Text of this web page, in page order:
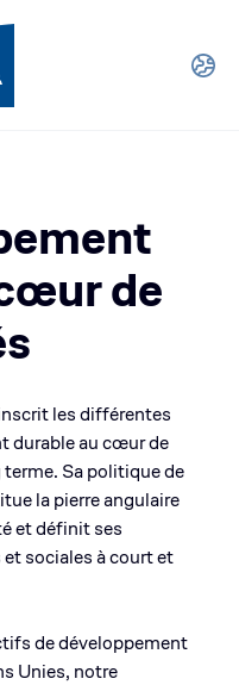
de
les di­fférentes
durable au cœur de
Sa politique de
la pierre angulaire
et définit ses
sociales à court et
de développement
Unies, notre